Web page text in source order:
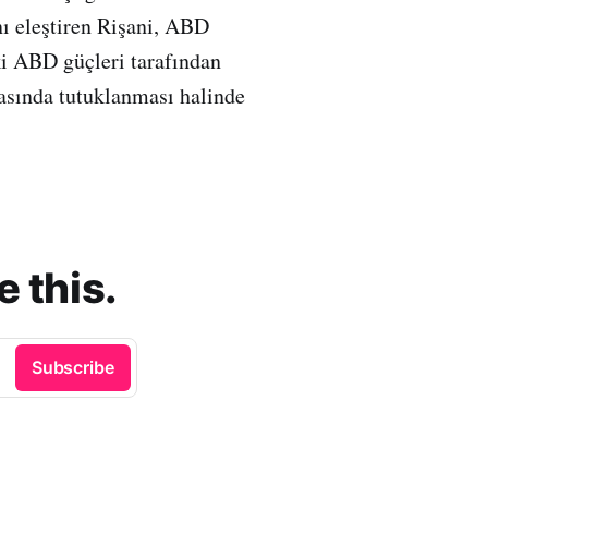
eleştiren Rişani, ABD
ABD güçleri tarafından
tutuklanması halinde
this.
Subscribe